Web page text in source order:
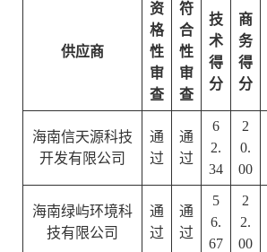
供应商
资
格
性
审
查
符
合
性
审
查
技
术
得
分
商
务
得
分
海南信天源科技
开发有限公司
通
过
通
过
6
2.
34
2
0.
00
海南绿屿环境科
技有限公司
通
过
通
过
5
6.
67
2
2.
00